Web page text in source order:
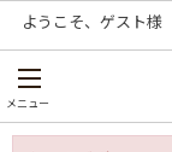
ようこそ、 ゲスト様
メニュー